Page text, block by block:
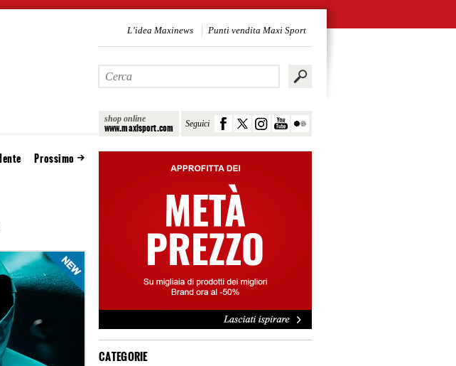
shop online
www.maxisport.com Seguici
L’idea Maxinews Punti vendita Maxi Sport
Prossimo
CATEGORIE